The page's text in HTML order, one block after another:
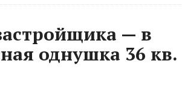
— в
однушка 36 кв.